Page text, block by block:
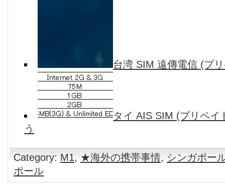
台湾 SIM 遠傳電信 (プ
タイ AIS SIM (プリペイ
う
Category: M1, ★海外の携帯事情, シンガポー
ポール